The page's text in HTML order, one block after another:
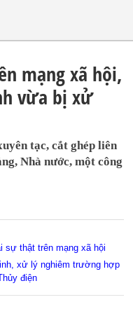
mạng xã hội,
vừa bị xử
tạc, cắt ghép liên
Nhà nước, một công
thật trên mạng xã hội
xử lý nghiêm trường hợp
điện